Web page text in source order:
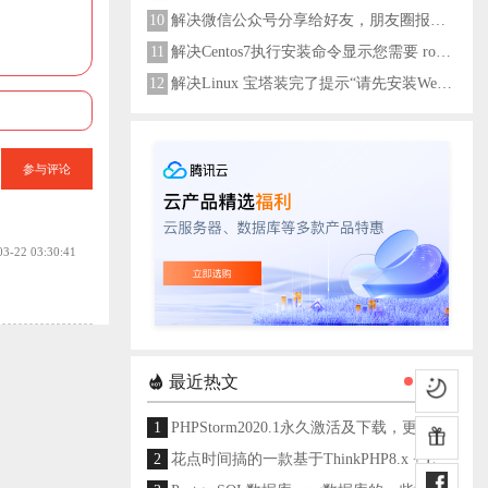
参与评论
22 03:30:41
10
解决微信公众号分享给好友，朋友圈报错errMsg: "onMenuShareAppMessage:fail, the permission value is offline verifying"
11
解决Centos7执行安装命令显示您需要 root 权限执行此命令
12
解决Linux 宝塔装完了提示“请先安装Web服务器！”
最近热文
1
PHPStorm2020.1永久激活及下载，更新至2024
2
花点时间搞的一款基于ThinkPHP8.x + Layui架构开发的通用后台管理系统